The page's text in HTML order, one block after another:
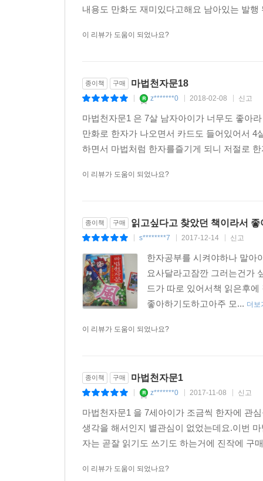
통해 "바람"이라는 뜻을 익히게 됩니다.
그러므로 아이들은 암기 과정을 거치지 않고도
이 책의 가장 큰 특징은 아이들이 한자학습이
한자마법 모험을 소재로 한 장편 스토리물에 빠
저절로 친숙해지게 됩니다. 말하자면 무의식에
최종 저장됩니다.
만화 '마법천자문'에 등장하는 한자는 한자능력
대한 대비에도 도움이 될 것입니다.
4. 만화 '마법천자문'의 학습 요소
① 4-10세 아이들에게 적합한 학습 분량 - 권 당 20
담아 아이들의 학습 부담을 최적화하면서 한자에
한자가 등장하는 페이지 하단부에 한자에 대한 음
③ 각 장의 끝부분에 새로 등장하는 한자를 다시 소
각 장이 끝나는 곳에는 그 장에 새로 등장한 한
공부할 수 있도록 했습니다.
5. 만화 '마법천자문'의 부록 한자카드
내용도 만화도 재미있다고해요 남아있는 발
이 리뷰가 도움이 되었나요?
종이책 구매 마법천자문18
z*******0 2018-02-08 신고
마법천자문1 은 7살 남자아이가 너무도 좋아
만화로 한자가 나오면서 카드도 들어있어서
하면서 마법처럼 한자를즐기게 되니 저절로
이 리뷰가 도움이 되었나요?
종이책 구매 읽고싶다고 찾았던 책이라서 좋
s********7 2017-12-14 신고
한자공부를 시켜야하나 말아
요사달라고잠깐 그러는건가
드가 따로 있어서책 읽은후
좋아하기도하고아주 모... 더보
이 리뷰가 도움이 되었나요?
종이책 구매 마법천자문1
z*******0 2017-11-08 신고
마법천자문1 을 7세아이가 조금씩 한자에 관
생각을 해서인지 별관심이 없었는데요.이번
자는 곧잘 읽기도 쓰기도 하는거에 진작에 구
이 리뷰가 도움이 되었나요?